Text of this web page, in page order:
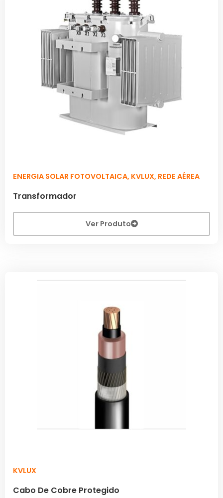
ENERGIA SOLAR FOTOVOLTAICA, KVLUX, REDE AÉREA
Transformador
Ver Produto
KVLUX
Cabo De Cobre Protegido